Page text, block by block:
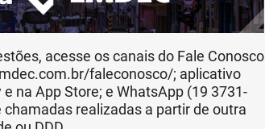
acesse os canais do Fale Conosco
faleconosco/; aplicativo
na App Store; e WhatsApp (19 3731-
realizadas a partir de outra